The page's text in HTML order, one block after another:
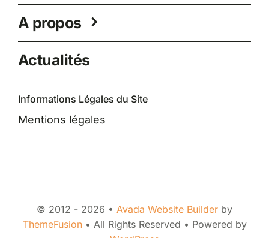
A propos
Actualités
Informations Légales du Site
Mentions légales
© 2012 - 2026 • Avada Website Builder by
ThemeFusion• All Rights Reserved • Powered by